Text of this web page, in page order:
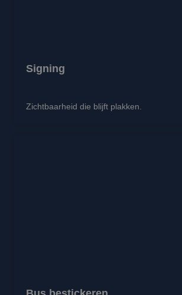
Signing
Zichtbaarheid die blijft plakken.